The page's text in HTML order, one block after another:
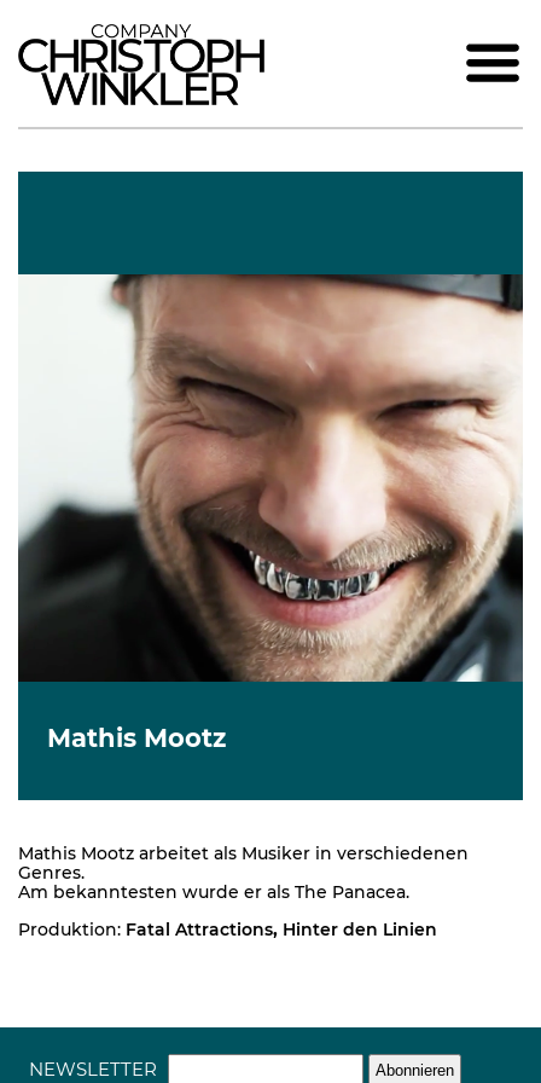
Mathis Mootz
Mathis Mootz arbeitet als Musiker in verschiedenen
Genres.
Am bekanntesten wurde er als The Panacea.
Produktion: Fatal Attractions, Hinter den Linien
NEWSLETTER